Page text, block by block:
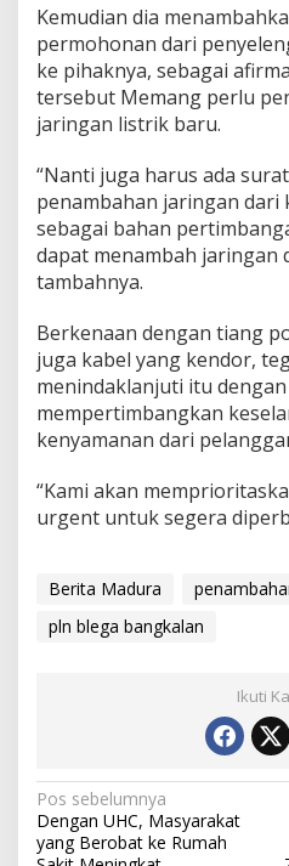
Kemudian dia
permohonan dari
ke pihaknya, sebagai
tersebut Memang perlu
jaringan listrik baru.
“Nanti juga harus ada
penambahan jaringan dari
sebagai bahan
dapat menambah jaringan
tambahnya.
Berkenaan dengan tiang
juga kabel yang kendor,
menindaklanjuti itu
mempertimbangkan
kenyamanan dari
“Kami akan
urgent untuk segera
Berita Madura
pln blega bangkalan
Ikuti
Navigasi
pos
Pos sebelumnya
Dengan UHC, Masyarakat
yang Berobat ke Rumah